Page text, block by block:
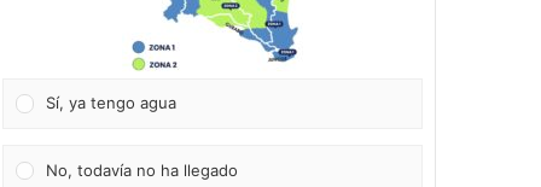
Sí, ya tengo agua
No, todavía no ha llegado